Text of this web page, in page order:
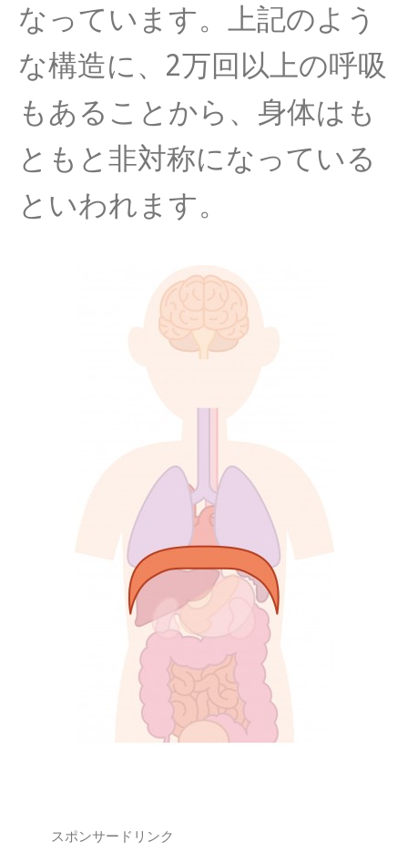
なっています。上記のよう
な構造に、2万回以上の呼吸
もあることから、身体はも
ともと非対称になっている
といわれます。
スポンサードリンク